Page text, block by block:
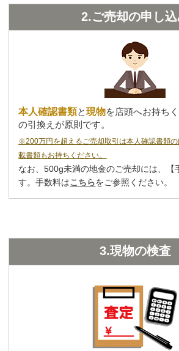
2.ご売却の申し
本人確認書類と現物を店頭へお持ち
の引換えが原則です。
※200万円を超えるご売却取引は本人確認書類
載書類もお持ちください。
なお、500g未満の地金のご売却には、【
す。手数料はこちらをご参照ください。
3.現物の検査